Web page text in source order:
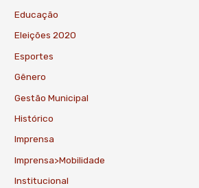
Educação
Eleições 2020
Esportes
Gênero
Gestão Municipal
Histórico
Imprensa
Imprensa>Mobilidade
Institucional